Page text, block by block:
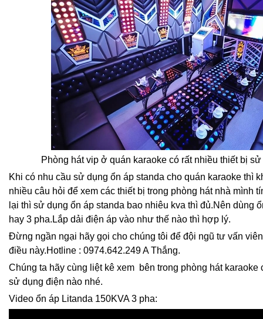
Phòng hát vip ở quán karaoke có rất nhiều thiết bị
Khi có nhu cầu sử dụng ổn áp standa cho quán karaoke thì
nhiều câu hỏi để xem các thiết bị trong phòng hát nhà mình
lại thì sử dụng ổn áp standa bao nhiêu kva thì đủ.Nên dùng
hay 3 pha.Lắp dải điện áp vào như thế nào thì hợp lý.
Đừng ngần ngại hãy gọi cho chúng tôi để đội ngũ tư vấn
điều này.Hotline : 0974.642.249 A Thắng.
Chúng ta hãy cùng liệt kê xem bên trong phòng hát karaoke
sử dụng điện nào nhé.
Video ổn áp Litanda 150KVA 3 pha: